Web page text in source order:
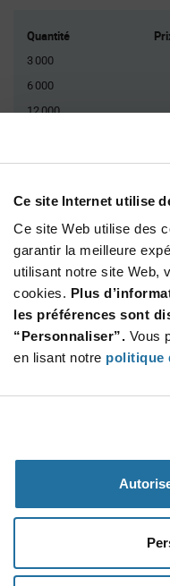
Ce site Internet utilise
Ce site Web utilise des
garantir la meilleure
utilisant notre site Web,
cookies. Plus
les préférences sont
“Personnaliser”. Vous
en lisant notre politique
Quantité
3 000
6 000
12 000
45 000+
Variant
section
Emballages disponibles
Qté: 3 000+ / Prix
Qté: 3 000+ / Prix
Qté: 3 000+ / Prix
Specification
Nexperia
Fonctionnalités et
Nexperia